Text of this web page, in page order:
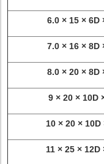
6.0 × 15 × 6D
7.0 × 16 × 8D
8.0 × 20 × 8D
9 × 20 × 10D
10 × 20 × 10D
11 × 25 × 12D